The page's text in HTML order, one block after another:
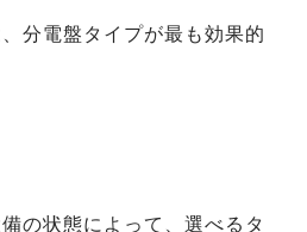
分電盤タイプが最も効果的
の状態によって、選べるタ